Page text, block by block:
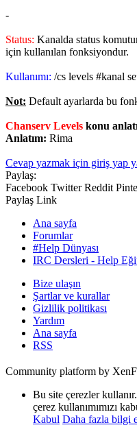
-
Status: Kanalda status
için kullanılan fonksiyondur.
Kullanımı: /cs levels #kanal
Not: Default ayarlarda bu
Chanserv Levels konu
Anlatım: Rima
Cevap yazmak için giriş yap
Paylaş:
Facebook Twitter Reddit
Paylaş Link
Ana sayfa
Forumlar
#Help Dünyası
IRC Dersleri - Help
Bize ulaşın
Şartlar ve kurallar
Gizlilik politikası
Yardım
Ana sayfa
RSS
Community platform by
Bu site çerezler
çerez kullanımımızı
Kabul Daha fazla bilgi